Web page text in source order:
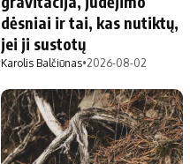
dėsniai ir tai, kas nutiktų,
jei ji sustotų
Karolis Balčiūnas•2026-08-02